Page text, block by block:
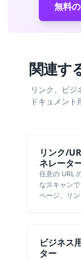
無料
関連す
リンク、ビジ
ドキュメン
リンク/
ネレータ
任意の URL
なスキャン
ページ、リン
ビジネス
ター